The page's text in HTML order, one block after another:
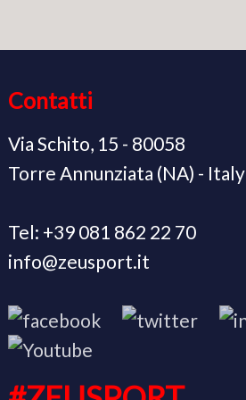
Contatti
Via Schito, 15 - 80058
Torre Annunziata (NA) - Italy
Tel: +39 081 862 22 70
info@zeusport.it